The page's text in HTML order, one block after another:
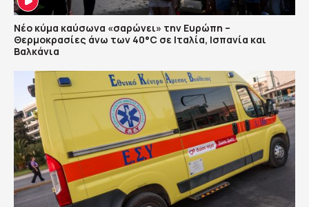
Νέο κύμα καύσωνα «σαρώνει» την Ευρώπη –
Θερμοκρασίες άνω των 40°C σε Ιταλία, Ισπανία και
Βαλκάνια